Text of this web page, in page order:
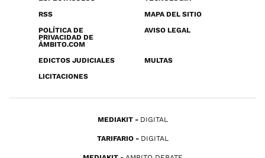
RSS
MAPA DEL SITIO
POLÍTICA DE
PRIVACIDAD DE
ÁMBITO.COM
AVISO LEGAL
EDICTOS JUDICIALES
MULTAS
LICITACIONES
MEDIAKIT DIGITAL
TARIFARIO DIGITAL